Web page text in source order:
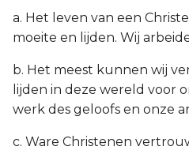
a. Het leven van een
moeite en lijden. Wij
b. Het meest kunnen wij
lijden in deze wereld voor
werk des geloofs en onze
c. Ware Christenen